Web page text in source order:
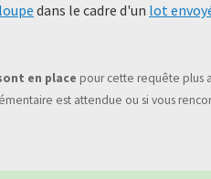
dans le cadre d'un lot
en place pour cette requête plus
est attendue ou si vous